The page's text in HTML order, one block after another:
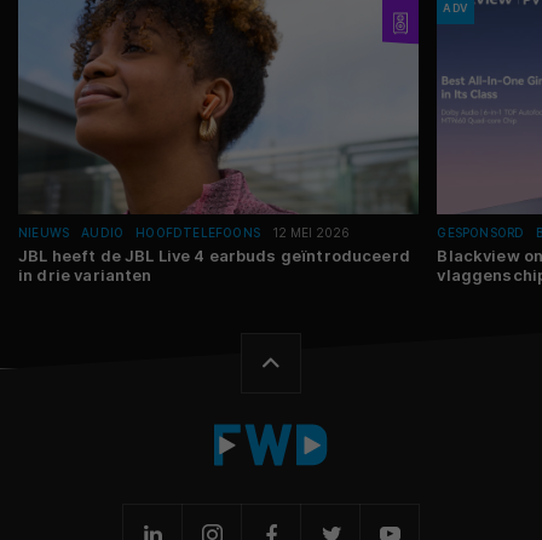
NIEUWS AUDIO HOOFDTELEFOONS 12 MEI 2026
JBL heeft de JBL Live 4 earbuds geïntroduceerd
in drie varianten
ADV
GESPONSORD
Blackview